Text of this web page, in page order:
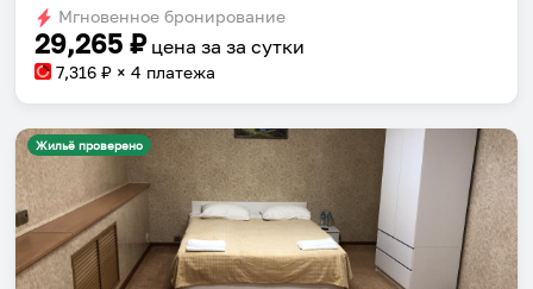
Мгновенное бронирование
29,265 ₽ цена за за сутки
7,316 ₽ × 4 платежа
Жильё проверено